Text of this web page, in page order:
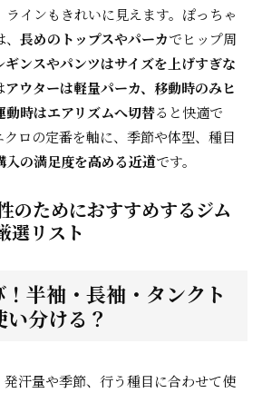
ラインもきれいに見えます。ぽっちゃ
長めのトップスやパーカでヒップ周
ギンスやパンツはサイズを上げすぎな
アウターは軽量パーカ、移動時のみヒ
動時はエアリズムへ切替ると快適で
ロの定番を軸に、季節や体型、種目
入の満足度を高める近道です。
のためにおすすめするジム
選リスト
！半袖・長袖・タンクト
分ける？
発汗量や季節、行う種目に合わせて使